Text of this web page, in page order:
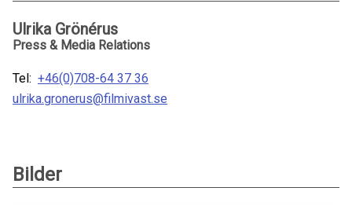
Ulrika Grönérus
Press & Media Relations
Tel: +46(0)708-64 37 36
ulrika.gronerus@filmivast.se
Bilder